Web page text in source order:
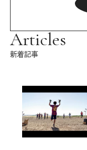
Articles
新着記事